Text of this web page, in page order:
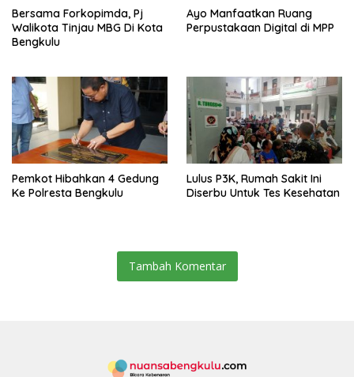
Bersama Forkopimda, Pj
Walikota Tinjau MBG Di Kota
Bengkulu
Ayo Manfaatkan Ruang
Perpustakaan Digital di MPP
Pemkot Hibahkan 4 Gedung
Ke Polresta Bengkulu
Lulus P3K, Rumah Sakit Ini
Diserbu Untuk Tes Kesehatan
Tambah Komentar